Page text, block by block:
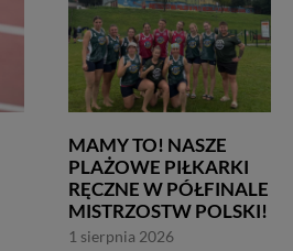
MAMY TO! NASZE
PLAŻOWE PIŁKARKI
RĘCZNE W PÓŁFINALE
MISTRZOSTW POLSKI!
1 sierpnia 2026